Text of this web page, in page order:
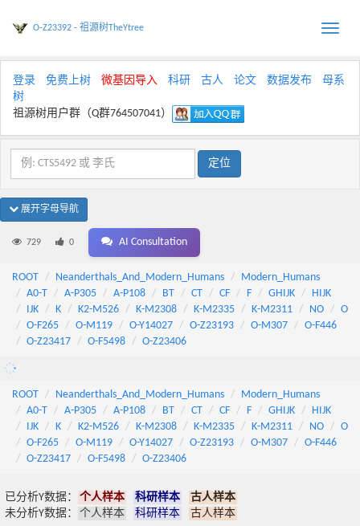
Toggle
O-Z23392 - 祖源树TheYtree
登录 免费上树 微基因导入 科研 古人 论文 数据发布
母系
树
祖源树用户群（Q群764507041）
展开字母导航
729 0 AI Consultation
ROOT Neanderthals_And_Modern_Humans
Modern_Humans
A0-T
A-P305 A-P108 BT CT CF F GHIJK
HIJK
IJK
K K2-M526 K-M2308 K-M2335 K-M2311 NO
O
O-F265
O-M119 O-Y14027 O-Z23193 O-M307
O-F446
O-Z23417
O-F5498 O-Z23406
ROOT Neanderthals_And_Modern_Humans
Modern_Humans
A0-T
A-P305 A-P108 BT CT CF F GHIJK
HIJK
IJK
K K2-M526 K-M2308 K-M2335 K-M2311 NO
O
O-F265
O-M119 O-Y14027 O-Z23193 O-M307
O-F446
O-Z23417
O-F5498 O-Z23406
已分析Y数据： 个人样本 科研样本
古人样本
未分析Y数据：
个人样本 科研样本 古人样本